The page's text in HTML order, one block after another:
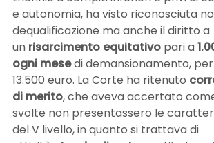
e autonomia, ha visto riconosciuta
dequalificazione ma anche il diritto a
un risarcimento equitativo pari a
ogni mesedi demansionamento,
13.500 euro. La Corte ha ritenuto
di merito, che aveva accertato
svolte non presentassero le
del V livello, in quanto si trattava di